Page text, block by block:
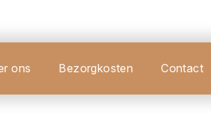
ons Bezorgkosten Contact